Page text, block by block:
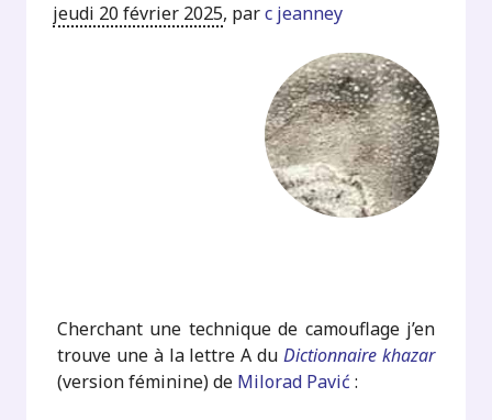
jeudi 20 février 2025, parc jeanney
Cherchant une technique de camouflage j’en
trouve une à la lettre A duDictionnaire khazar
(version féminine) de Milorad Pavić :